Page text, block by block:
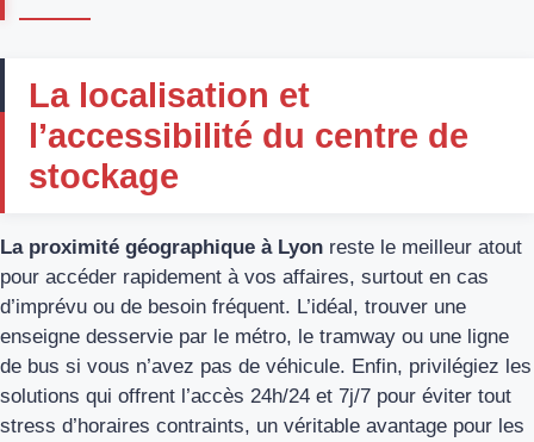
La localisation et
l’accessibilité du centre de
stockage
La proximité géographique à Lyon reste le meilleur atout
pour accéder rapidement à vos affaires, surtout en cas
d’imprévu ou de besoin fréquent. L’idéal, trouver une
enseigne desservie par le métro, le tramway ou une ligne
de bus si vous n’avez pas de véhicule. Enfin, privilégiez les
solutions qui offrent l’accès 24h/24 et 7j/7 pour éviter tout
stress d’horaires contraints, un véritable avantage pour les